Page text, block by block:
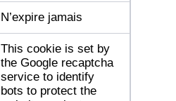
N’expire jamais
This cookie is set by
the Google recaptcha
service to identify
bots to protect the